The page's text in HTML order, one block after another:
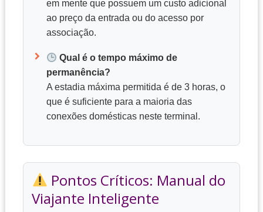
em mente que possuem um custo adicional
ao preço da entrada ou do acesso por
associação.
Qual é o tempo máximo de
permanência?
A estadia máxima permitida é de 3 horas, o
que é suficiente para a maioria das
conexões domésticas neste terminal.
Pontos Críticos: Manual do
Viajante Inteligente